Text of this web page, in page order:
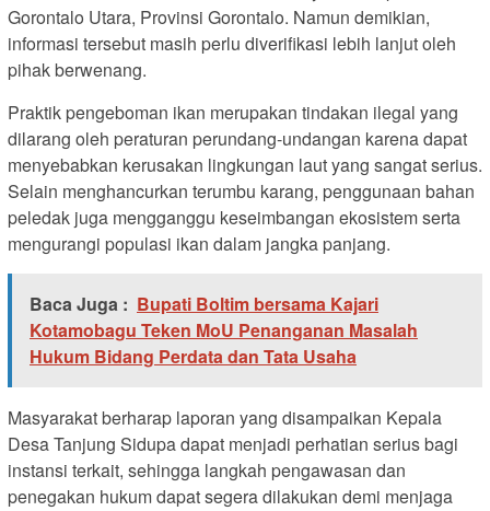
Gorontalo Utara, Provinsi Gorontalo. Namun demikian,
informasi tersebut masih perlu diverifikasi lebih lanjut oleh
pihak berwenang.
Praktik pengeboman ikan merupakan tindakan ilegal yang
dilarang oleh peraturan perundang-undangan karena dapat
menyebabkan kerusakan lingkungan laut yang sangat serius.
Selain menghancurkan terumbu karang, penggunaan bahan
peledak juga mengganggu keseimbangan ekosistem serta
mengurangi populasi ikan dalam jangka panjang.
Baca Juga : Bupati Boltim bersama Kajari
Kotamobagu Teken MoU Penanganan Masalah
Hukum Bidang Perdata dan Tata Usaha
Masyarakat berharap laporan yang disampaikan Kepala
Desa Tanjung Sidupa dapat menjadi perhatian serius bagi
instansi terkait, sehingga langkah pengawasan dan
penegakan hukum dapat segera dilakukan demi menjaga